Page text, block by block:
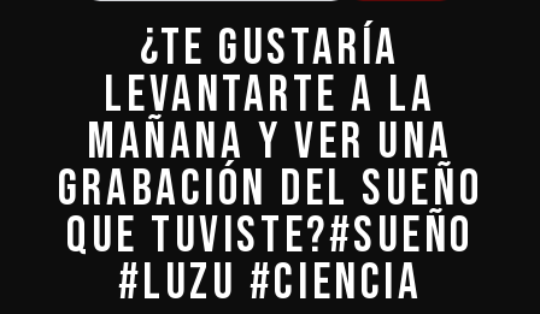
¿TE GUSTARÍA
LEVANTARTE A LA
MAÑANA Y VER UNA
GRABACIÓN DEL SUEÑO
QUE TUVISTE?#SUEÑO
#LUZU #CIENCIA